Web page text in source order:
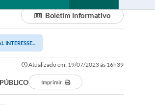
Boletim informativo
INTERESSE...
Atualizado em: 19/07/2023 às 16h39
Imprimir